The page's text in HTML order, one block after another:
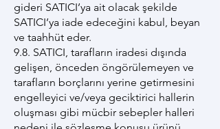
gideri SATICI’ya ait olacak şekilde
SATICI’ya iade edeceğini kabul, beyan
ve taahhüt eder.
9.8. SATICI, tarafların iradesi dışında
gelişen, önceden öngörülemeyen ve
tarafların borçlarını yerine getirmesini
engelleyici ve/veya geciktirici hallerin
oluşması gibi mücbir sebepler halleri